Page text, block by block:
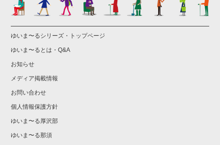
ゆいま〜るシリーズ・トップページ
ゆいま〜るとは・Q&A
お知らせ
メディア掲載情報
お問い合わせ
個人情報保護方針
ゆいま〜る厚沢部
ゆいま〜る那須